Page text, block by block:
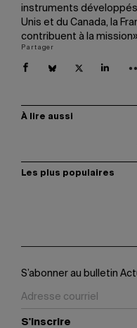
instruments développés
Unis et du Canada, la
contribuent à la
Partager
À lire aussi
Les plus populaires
S’abonner au bulletin
S'inscrire